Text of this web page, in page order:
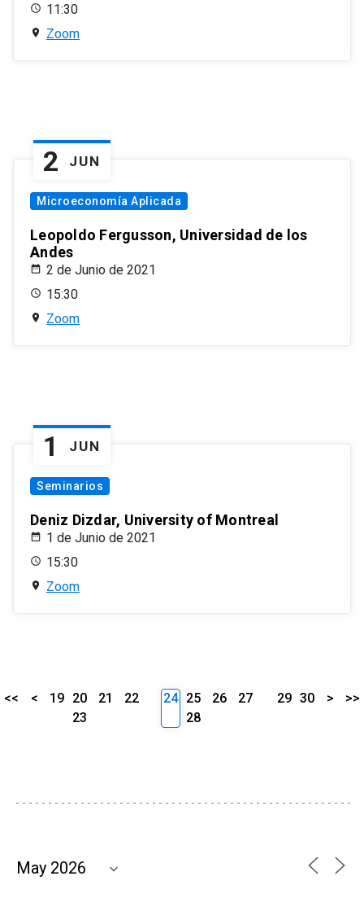
11:30
Zoom
2 JUN
Microeconomía Aplicada
Leopoldo Fergusson, Universidad de los
Andes
2 de Junio de 2021
15:30
Zoom
1 JUN
Seminarios
Deniz Dizdar, University of Montreal
1 de Junio de 2021
15:30
Zoom
<< < 19 20 21
22
23
24 25 26
27
28
29 30 > >>